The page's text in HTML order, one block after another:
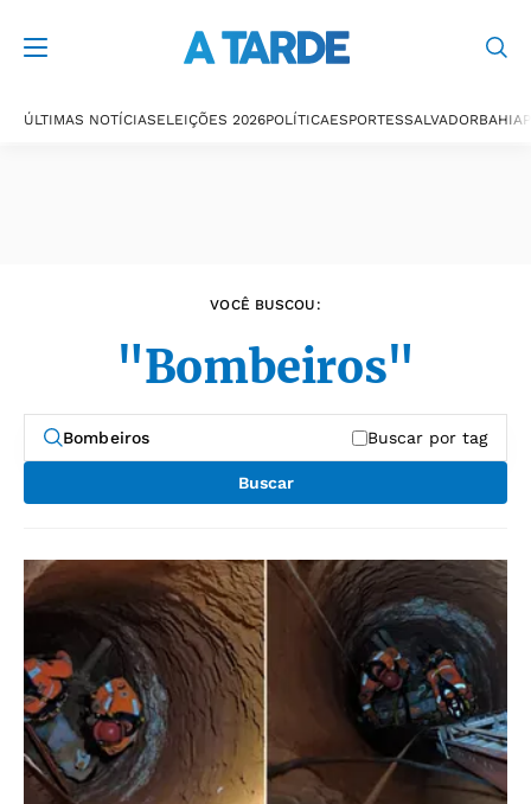
ÚLTIMAS NOTÍCIASELEIÇÕES 2026POLÍTICAESPORTESSALVADORBAHIA
VOCÊ BUSCOU:
"Bombeiros"
Buscar por tag
Buscar